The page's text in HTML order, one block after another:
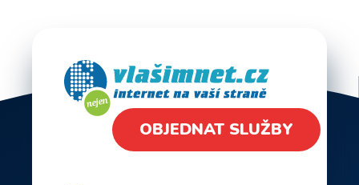
OBJEDNAT SLUŽBY